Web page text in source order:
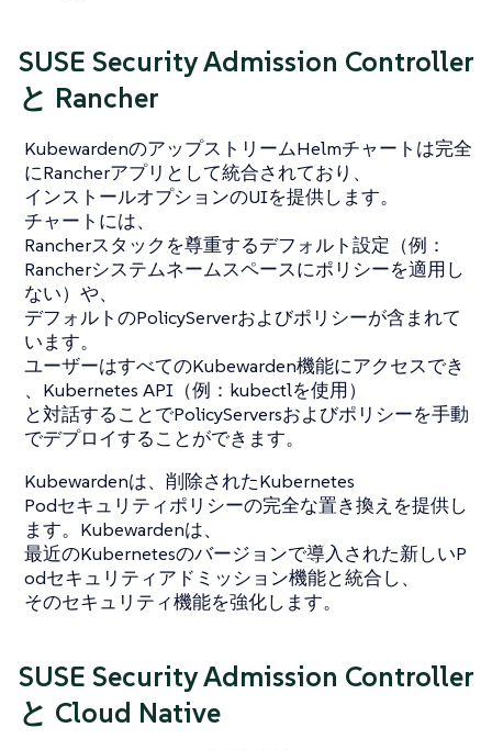
SUSE Security Admission Controller
と Rancher
KubewardenのアップストリームHelmチャートは完全
にRancherアプリとして統合されており、
インストールオプションのUIを提供します。
チャートには、
Rancherスタックを尊重するデフォルト設定（例：
Rancherシステムネームスペースにポリシーを適用し
ない）や、
デフォルトのPolicyServerおよびポリシーが含まれて
います。
ユーザーはすべてのKubewarden機能にアクセスでき
、Kubernetes API（例：kubectlを使用）
と対話することでPolicyServersおよびポリシーを手動
でデプロイすることができます。
Kubewardenは、削除されたKubernetes
Podセキュリティポリシーの完全な置き換えを提供し
ます。Kubewardenは、
最近のKubernetesのバージョンで導入された新しいP
odセキュリティアドミッション機能と統合し、
そのセキュリティ機能を強化します。
SUSE Security Admission Controller
と Cloud Native